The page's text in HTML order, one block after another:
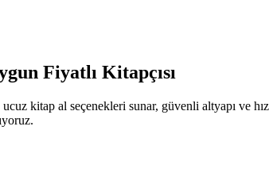
Fiyatlı Kitapçısı
kitap al seçenekleri sunar, güvenli altyapı ve